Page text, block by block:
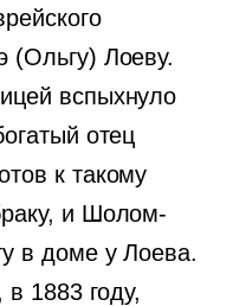
(Ольгу) Лоеву.
вспыхнуло
отец
к такому
и Шолом-
в доме у Лоева.
в 1883 году,